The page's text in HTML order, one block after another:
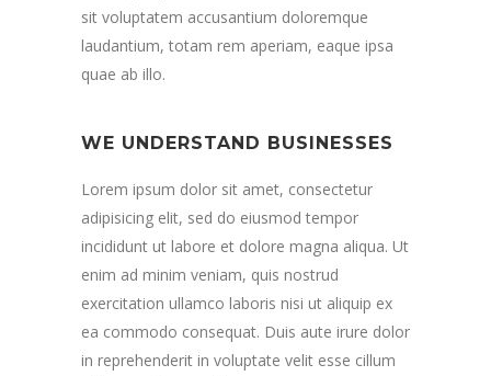
sit voluptatem accusantium doloremque
laudantium, totam rem aperiam, eaque ipsa
quae ab illo.
WE UNDERSTAND BUSINESSES
Lorem ipsum dolor sit amet, consectetur
adipisicing elit, sed do eiusmod tempor
incididunt ut labore et dolore magna aliqua. Ut
enim ad minim veniam, quis nostrud
exercitation ullamco laboris nisi ut aliquip ex
ea commodo consequat. Duis aute irure dolor
in reprehenderit in voluptate velit esse cillum